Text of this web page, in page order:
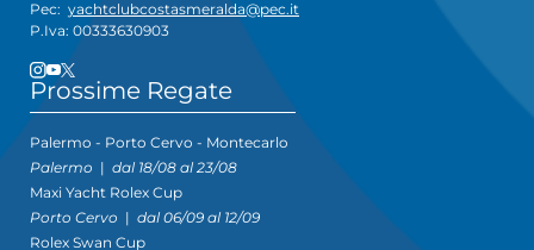
Pec: yachtclubcostasmeralda@pec.it
P.Iva: 00333630903
Prossime Regate
Palermo - Porto Cervo - Montecarlo
Palermo | dal 18/08 al 23/08
Maxi Yacht Rolex Cup
Porto Cervo | dal 06/09 al 12/09
Rolex Swan Cup